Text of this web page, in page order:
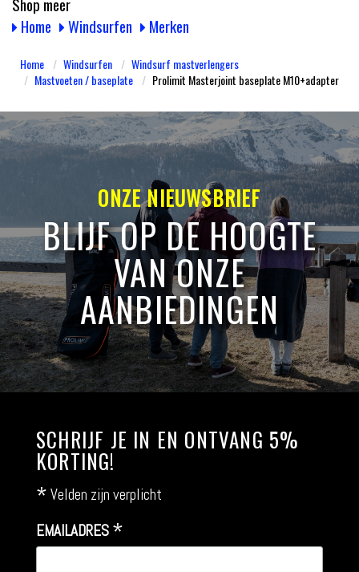
Home
Windsurfen Merken
Home Windsurfen
Windsurf mastverlengers
Mastvoeten / baseplate
Prolimit Masterjoint baseplate M10+adapter
ONZE NIEUWSBRIEF
BLIJF OP DE HOOGTE
VAN ONZE
AANBIEDINGEN
SCHRIJF JE IN EN ONTVANG 5%
KORTING!
* Velden zijn verplicht
EMAILADRES *